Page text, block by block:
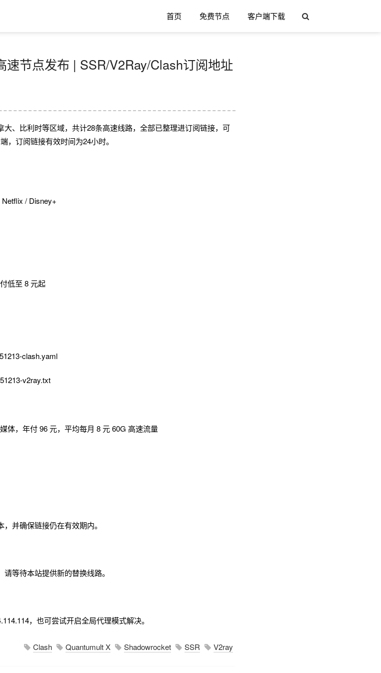
首页 免费节点 客户端下载
速节点发布 | SSR/V2Ray/Clash订阅地址
、比利时等区域，共计28条高速线路，全部已整理进订阅链接，可
，订阅链接有效时间为24小时。
/ Disney+
低至 8 元起
clash.yaml
v2ray.txt
体，年付 96 元，平均每月 8 元 60G 高速流量
并确保链接仍在有效期内。
等待本站提供新的替换线路。
，也可尝试开启全局代理模式解决。
Clash Quantumult X Shadowrocket SSR V2ray